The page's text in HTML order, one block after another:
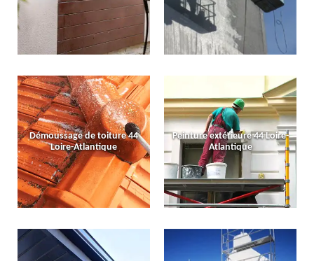
Démoussage de toiture 44
Loire-Atlantique
Peinture extérieure 44 Loire-
Atlantique